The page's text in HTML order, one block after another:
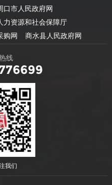
口市人民政府网
力资源和社会保障厅
购网 商水县人民政府网
线
我们